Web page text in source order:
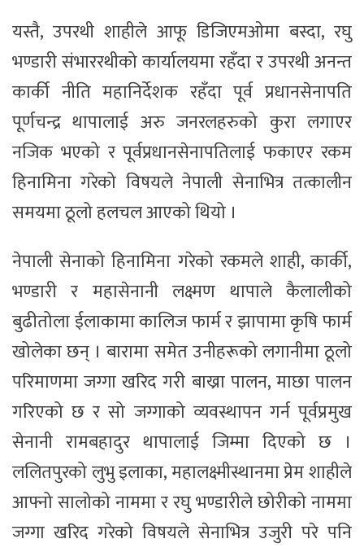
यस्तै, उपरथी शाहीले आफू डिजिएमओमा बस्दा, रघु
भण्डारी संभाररथीको कार्यालयमा रहँदा र उपरथी अनन्त
कार्की नीति महानिर्देशक रहँदा पूर्व प्रधानसेनापति
पूर्णचन्द्र थापालाई अरु जनरलहरुको कुरा लगाएर
नजिक भएको र पूर्वप्रधानसेनापतिलाई फकाएर रकम
हिनामिना गरेको विषयले नेपाली सेनाभित्र तत्कालीन
समयमा ठूलो हलचल आएको थियो ।
नेपाली सेनाको हिनामिना गरेको रकमले शाही, कार्की,
भण्डारी र महासेनानी लक्ष्मण थापाले कैलालीको
बुढीतोला ईलाकामा कालिज फार्म र झापामा कृषि फार्म
खोलेका छन् । बारामा समेत उनीहरूको लगानीमा ठूलो
परिमाणमा जग्गा खरिद गरी बाख्रा पालन, माछा पालन
गरिएको छ र सो जग्गाको व्यवस्थापन गर्न पूर्वप्रमुख
सेनानी रामबहादुर थापालाई जिम्मा दिएको छ ।
ललितपुरको लुभु इलाका, महालक्ष्मीस्थानमा प्रेम शाहीले
आफ्नो सालोको नाममा र रघु भण्डारीले छोरीको नाममा
जग्गा खरिद गरेको विषयले सेनाभित्र उजुरी परे पनि